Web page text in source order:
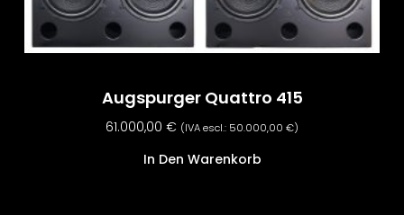
Augspurger Quattro 415
61.000,00 € (IVA escl.: 50.000,00 €)
In Den Warenkorb